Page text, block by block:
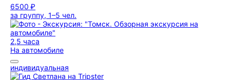
6500 ₽
за группу, 1–5 чел.
2,5 часа
На автомобиле
индивидуальная